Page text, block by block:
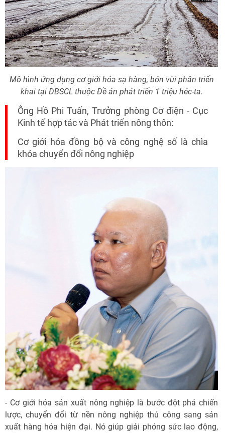
Mô hình ứng dụng cơ giới hóa sạ hàng, bón vùi phân triển
khai tại ĐBSCL thuộc Đề án phát triển 1 triệu héc-ta.
Ông Hồ Phi Tuấn, Trưởng phòng Cơ điện - Cục
Kinh tế hợp tác và Phát triển nông thôn:
Cơ giới hóa đồng bộ và công nghệ số là chìa
khóa chuyển đổi nông nghiệp
- Cơ giới hóa sản xuất nông nghiệp là bước đột phá chiến
lược, chuyển đổi từ nền nông nghiệp thủ công sang sản
xuất hàng hóa hiện đại. Nó giúp giải phóng sức lao động,